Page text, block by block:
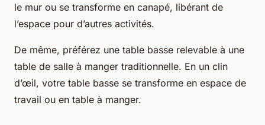
le mur ou se transforme en canapé, libérant de
l’espace pour d’autres activités.
De même, préférez une table basse relevable à une
table de salle à manger traditionnelle. En un clin
d’œil, votre table basse se transforme en espace de
travail ou en table à manger.